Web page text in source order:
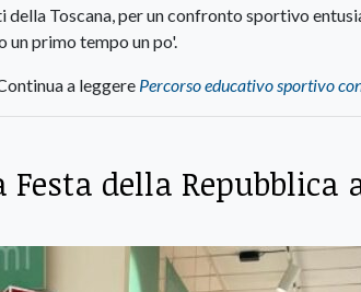
Toscana, per un confronto sportivo
primo tempo un po'.
a leggere Percorso educativo sportivo
della Repubblica